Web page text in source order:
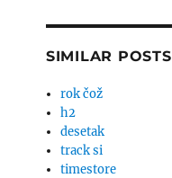
SIMILAR POSTS
rok čož
h2
desetak
track si
timestore